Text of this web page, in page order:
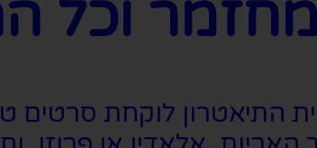
וכל
התיאטרון לוקחת סרטים